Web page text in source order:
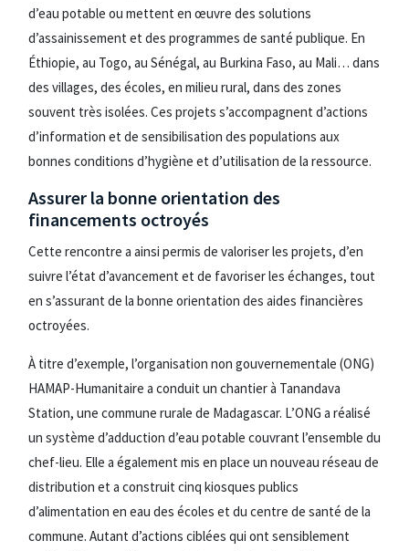
d’eau potable ou mettent en œuvre des solutions
d’assainissement et des programmes de santé publique. En
Éthiopie, au Togo, au Sénégal, au Burkina Faso, au Mali… dans
des villages, des écoles, en milieu rural, dans des zones
souvent très isolées. Ces projets s’accompagnent d’actions
d’information et de sensibilisation des populations aux
bonnes conditions d’hygiène et d’utilisation de la ressource.
Assurer la bonne orientation des
financements octroyés
Cette rencontre a ainsi permis de valoriser les projets, d’en
suivre l’état d’avancement et de favoriser les échanges, tout
en s’assurant de la bonne orientation des aides financières
octroyées.
À titre d’exemple, l’organisation non gouvernementale (ONG)
HAMAP-Humanitaire a conduit un chantier à Tanandava
Station, une commune rurale de Madagascar. L’ONG a réalisé
un système d’adduction d’eau potable couvrant l’ensemble du
chef-lieu. Elle a également mis en place un nouveau réseau de
distribution et a construit cinq kiosques publics
d’alimentation en eau des écoles et du centre de santé de la
commune. Autant d’actions ciblées qui ont sensiblement